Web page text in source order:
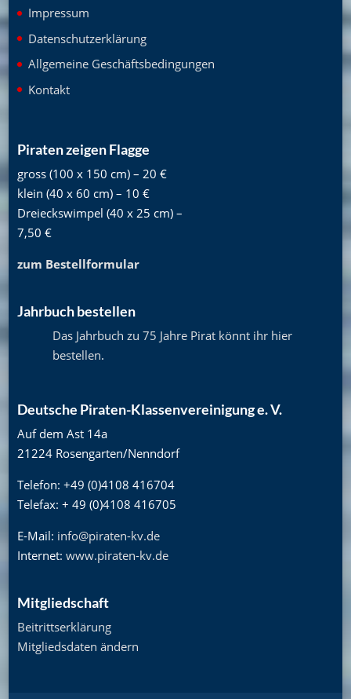
Impressum
Datenschutzerklärung
Allgemeine Geschäftsbedingungen
Kontakt
Piraten zeigen Flagge
gross (100 x 150 cm) – 20 €
klein (40 x 60 cm) – 10 €
Dreieckswimpel (40 x 25 cm) –
7,50 €
zum Bestellformular
Jahrbuch bestellen
Das Jahrbuch zu 75 Jahre Pirat könnt ihr hier
bestellen.
Deutsche Piraten-Klassenvereinigung e. V.
Auf dem Ast 14a
21224 Rosengarten/Nenndorf
Telefon: +49 (0)4108 416704
Telefax: + 49 (0)4108 416705
E-Mail: info@piraten-kv.de
Internet: www.piraten-kv.de
Mitgliedschaft
Beitrittserklärung
Mitgliedsdaten ändern